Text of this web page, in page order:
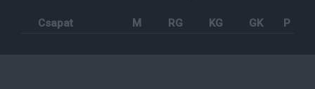
Csapat M RG KG GK P